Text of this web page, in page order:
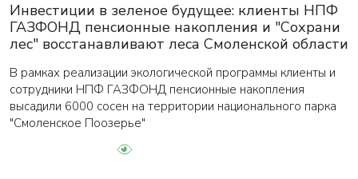
Инвестиции в зеленое будущее: клиенты НПФ
ГАЗФОНД пенсионные накопления и "Сохрани
лес" восстанавливают леса Смоленской области
В рамках реализации экологической программы клиенты и
сотрудники НПФ ГАЗФОНД пенсионные накопления
высадили 6000 сосен на территории национального парка
"Смоленское Поозерье"